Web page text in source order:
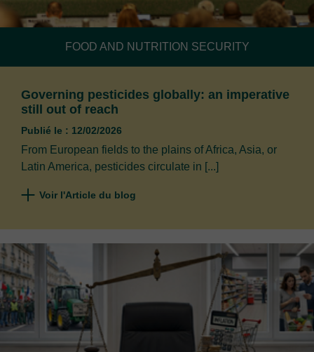
FOOD AND NUTRITION SECURITY
Governing pesticides globally: an imperative
still out of reach
Publié le : 12/02/2026
From European fields to the plains of Africa, Asia, or
Latin America, pesticides circulate in [...]
Voir l'Article du blog